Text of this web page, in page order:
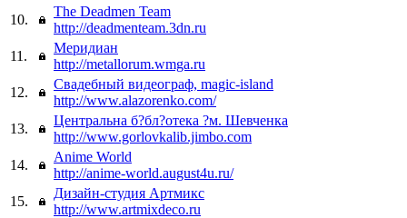
10.
The Deadmen Team
http://deadmenteam.3dn.ru
11.
Меридиан
http://metallorum.wmga.ru
12.
Свадебный видеограф, magic-island
http://www.alazorenko.com/
13.
Центральна б?бл?отека ?м. Шевченка
http://www.gorlovkalib.jimbo.com
14.
Anime World
http://anime-world.august4u.ru/
15.
Дизайн-студия Артмикс
http://www.artmixdeco.ru